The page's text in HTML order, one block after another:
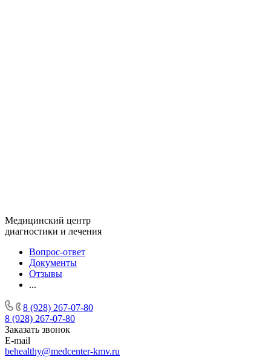
Медицинский центр
диагностики и лечения
Вопрос-ответ
Документы
Отзывы
...
8 (928) 267-07-80
8 (928) 267-07-80
Заказать звонок
E-mail
behealthy@medcenter-kmv.ru